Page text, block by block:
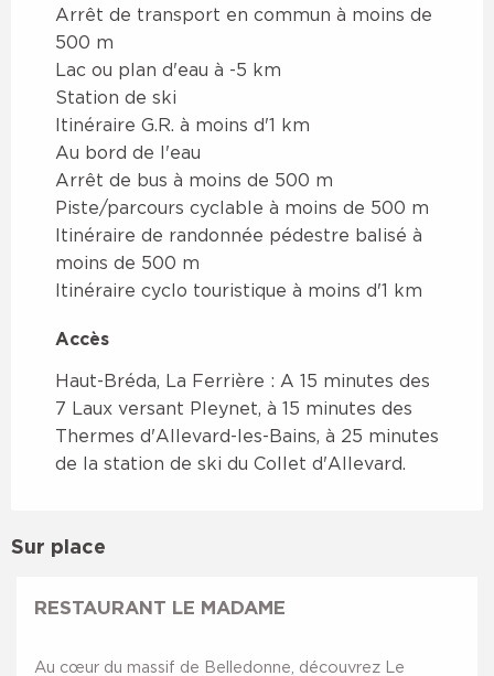
Arrêt de transport en commun à moins de
500 m
Lac ou plan d'eau à -5 km
Station de ski
Itinéraire G.R. à moins d'1 km
Au bord de l'eau
Arrêt de bus à moins de 500 m
Piste/parcours cyclable à moins de 500 m
Itinéraire de randonnée pédestre balisé à
moins de 500 m
Itinéraire cyclo touristique à moins d'1 km
Accès
Accès
Haut-Bréda, La Ferrière : A 15 minutes des
7 Laux versant Pleynet, à 15 minutes des
Thermes d'Allevard-les-Bains, à 25 minutes
de la station de ski du Collet d'Allevard.
Sur place
RESTAURANT LE MADAME
Au cœur du massif de Belledonne, découvrez Le